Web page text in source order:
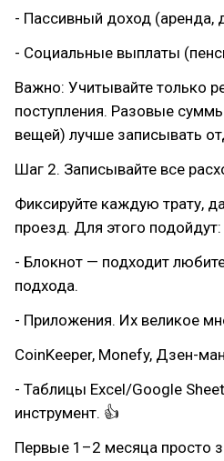
- Пассивный доход (аренда,
- Социальные выплаты
Важно: Учитывайте только
поступления. Разовые
вещей) лучше записывать
Шаг 2. Записывайте все
Фиксируйте каждую трату,
проезд. Для этого подойдут:
- Блокнот — подходит
подхода.
- Приложения. Их великое
CoinKeeper, Monefy, Дзен-
- Таблицы Excel/Google
инструмент. 👍
Первые 1–2 месяца просто